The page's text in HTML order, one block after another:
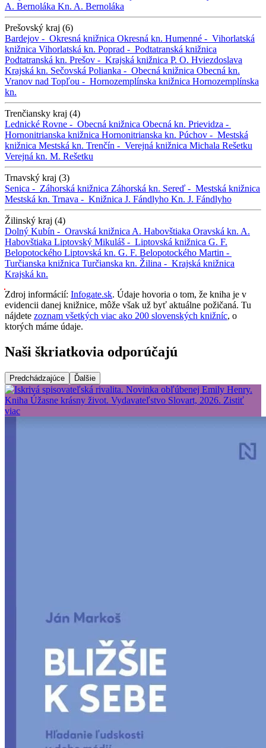
A. Bernoláka Kn. A. Bernoláka
Prešovský kraj (6)
Bardejov - Okresná knižnica Okresná kn. Humenné - Vihorlatská
knižnica Vihorlatská kn. Poprad - Podtatranská knižnica
Podtatranská kn. Prešov - Krajská knižnica P. O. Hviezdoslava
Krajská kn. Sečovská Polianka - Obecná knižnica Obecná kn.
Vranov nad Topľou - Hornozemplínska knižnica Hornozemplínska
kn.
Trenčiansky kraj (4)
Lednické Rovne - Obecná knižnica Obecná kn. Prievidza -
Hornonitrianska knižnica Hornonitrianska kn. Púchov - Mestská
knižnica Mestská kn. Trenčín - Verejná knižnica Michala Rešetku
Verejná kn. M. Rešetku
Trnavský kraj (3)
Senica - Záhorská knižnica Záhorská kn. Sereď - Mestská knižnica
Mestská kn. Trnava - Knižnica J. Fándlyho Kn. J. Fándlyho
Žilinský kraj (4)
Dolný Kubín - Oravská knižnica A. Habovštiaka Oravská kn. A.
Habovštiaka Liptovský Mikuláš - Liptovská knižnica G. F.
Belopotockého Liptovská kn. G. F. Belopotockého Martin -
Turčianska knižnica Turčianska kn. Žilina - Krajská knižnica
Krajská kn.
Zdroj informácií: Infogate.sk. Údaje hovoria o tom, že kniha je v
evidencii danej knižnice, môže však už byť aktuálne požičaná. Tu
nájdete zoznam všetkých viac ako 200 slovenských knižníc, o
ktorých máme údaje.
Naši škriatkovia odporúčajú
Predchádzajúce Ďalšie